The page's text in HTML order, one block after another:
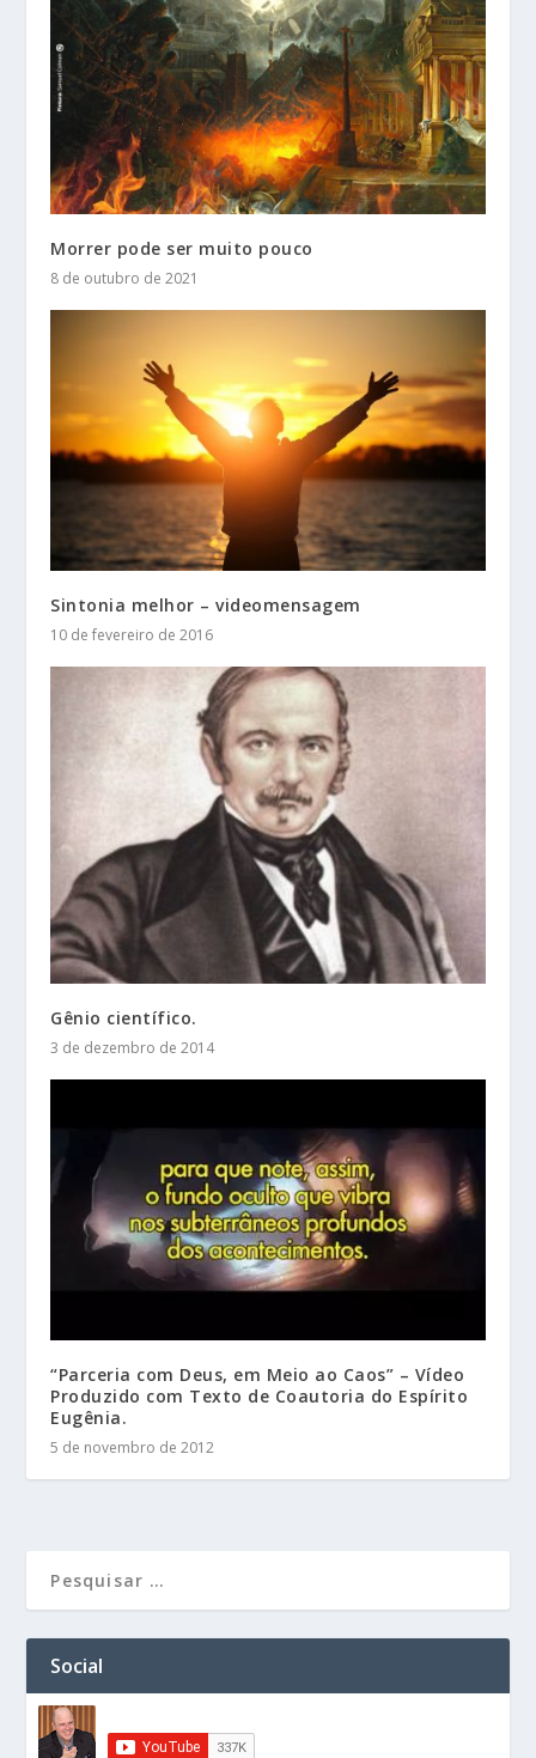
Morrer pode ser muito pouco
8 de outubro de 2021
Sintonia melhor – videomensagem
10 de fevereiro de 2016
Gênio científico.
3 de dezembro de 2014
“Parceria com Deus, em Meio ao Caos” – Vídeo
Produzido com Texto de Coautoria do Espírito
Eugênia.
5 de novembro de 2012
Social